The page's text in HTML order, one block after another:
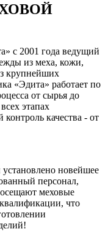
с 2001 года ведущий
из меха, кожи,
крупнейших
«Эдита» работает по
от сырья до
этапах
качества - от
новейшее
персонал,
меховые
что